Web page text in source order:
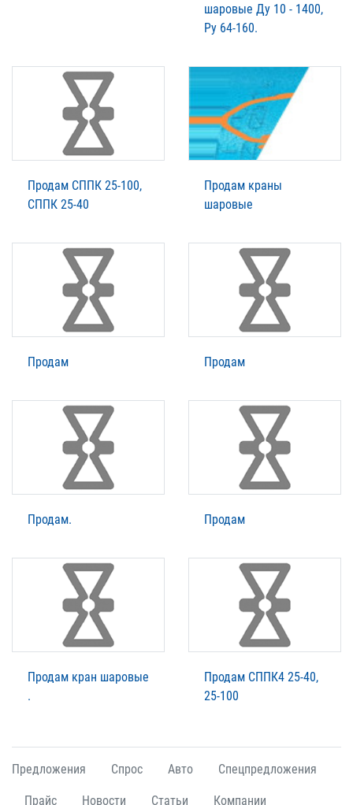
шаровые Ду 10 - 1400,
Ру 64-160.
Продам СППК 25-100,
СППК 25-40
Продам краны
шаровые
Продам Продам
Продам. Продам
Продам кран шаровые
.
Продам СППК4 25-40,
25-100
Предложения Спрос Авто Спецпредложения
Прайс Новости Статьи Компании